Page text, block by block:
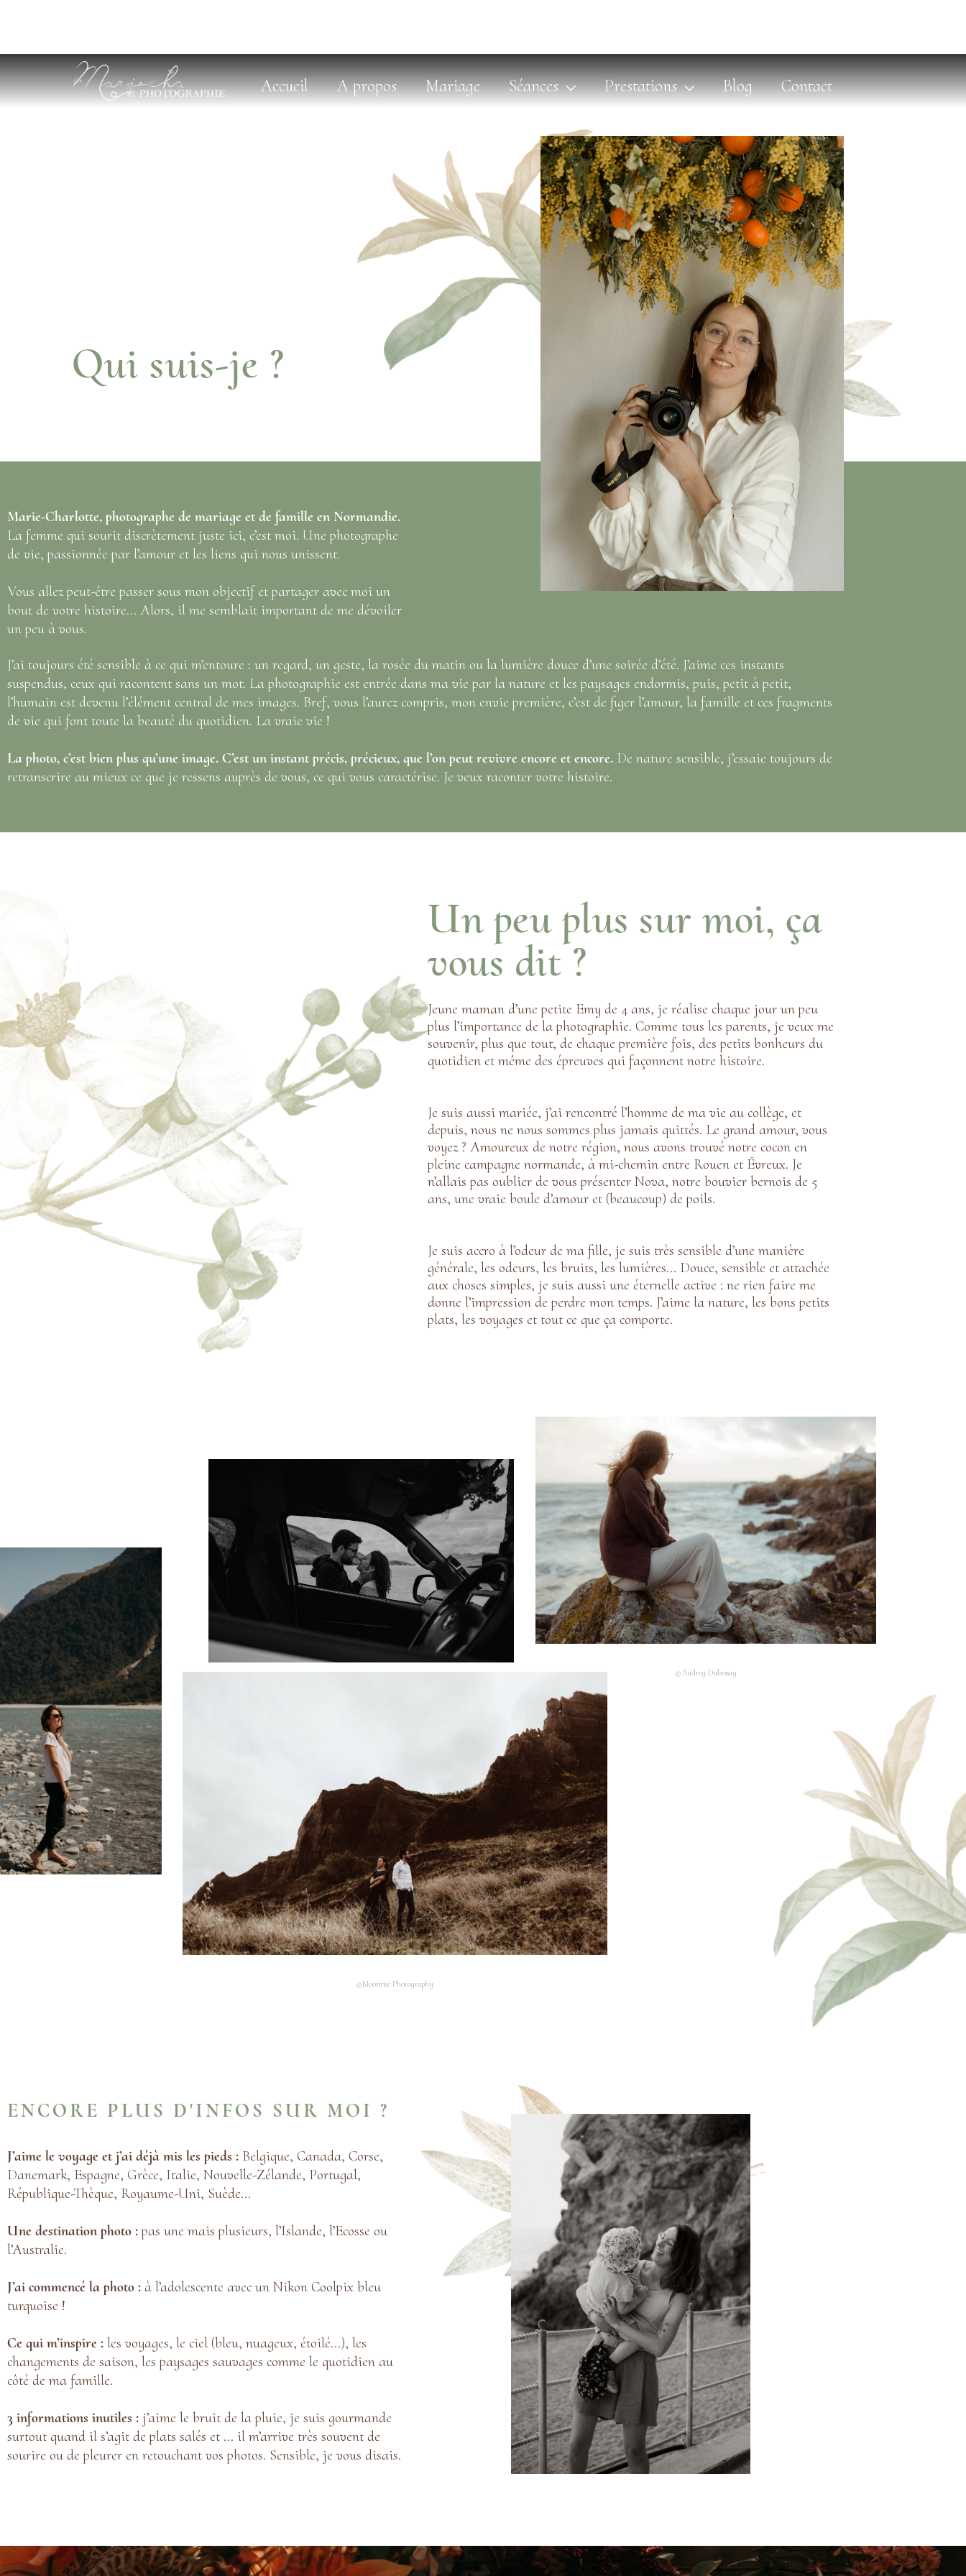
Qui suis-je ?
Marie-Charlotte, photographe de mariage et de famille en Normandie.
La femme qui sourit discrètement juste ici, c’est moi. Une photographe
de vie, passionnée par l’amour et les liens qui nous unissent.
Vous allez peut-être passer sous mon objectif et partager avec moi un
bout de votre histoire… Alors, il me semblait important de me dévoiler
un peu à vous.
J’ai toujours été sensible à ce qui m’entoure : un regard, un geste, la rosée du matin ou la lumière douce d’une soirée d’été. J’aime ces instants
suspendus, ceux qui racontent sans un mot. La photographie est entrée dans ma vie par la nature et les paysages endormis, puis, petit à petit,
l’humain est devenu l’élément central de mes images. Bref, vous l’aurez compris, mon envie première, c’est de figer l’amour, la famille et ces fragments
de vie qui font toute la beauté du quotidien. La vraie vie !
La photo, c’est bien plus qu’une image. C’est un instant précis, précieux, que l’on peut revivre encore et encore.
De nature sensible, j’essaie toujours de
retranscrire au mieux ce que je ressens auprès de vous, ce qui vous caractérise. Je veux raconter votre histoire.
Un peu plus sur moi, ça
vous dit ?
Jeune maman d’une petite Emy de 4 ans, je réalise chaque jour un peu
plus l’importance de la photographie. Comme tous les parents, je veux me
souvenir, plus que tout, de chaque première fois, des petits bonheurs du
quotidien et même des épreuves qui façonnent notre histoire.
Je suis aussi mariée, j’ai rencontré l’homme de ma vie au collège, et
depuis, nous ne nous sommes plus jamais quittés. Le grand amour, vous
voyez ? Amoureux de notre région, nous avons trouvé notre cocon en
pleine campagne normande, à mi-chemin entre Rouen et Évreux. Je
n’allais pas oublier de vous présenter Nova, notre bouvier bernois de 5
ans, une vraie boule d’amour et (beaucoup) de poils.
Je suis accro à l’odeur de ma fille, je suis très sensible d’une manière
générale, les odeurs, les bruits, les lumières… Douce, sensible et attachée
aux choses simples, je suis aussi une éternelle active : ne rien faire me
donne l’impression de perdre mon temps. J’aime la nature, les bons petits
plats, les voyages et tout ce que ça comporte.
ENCORE PLUS D'INFOS SUR MOI ?
J’aime le voyage et j’ai déjà mis les pieds :
Belgique, Canada, Corse,
Danemark, Espagne, Grèce, Italie, Nouvelle-Zélande, Portugal,
République-Thèque, Royaume-Uni, Suède…
Une destination photo :
pas une mais plusieurs, l’Islande, l’Ecosse ou
l’Australie.
J’ai commencé la photo
à l’adolescente avec un Nikon Coolpix bleu
turquoise !
les voyages, le ciel (bleu, nuageux, étoilé…), les
changements de saison, les paysages sauvages comme le quotidien au
côté de ma famille.
3 informations inutiles :
j’aime le bruit de la pluie, je suis gourmande
surtout quand il s’agit de plats salés et … il m’arrive très souvent de
sourire ou de pleurer en retouchant vos photos. Sensible, je vous disais.